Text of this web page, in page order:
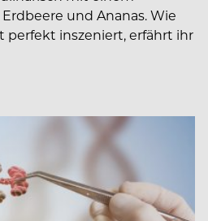
und Ananas. Wie
perfekt inszeniert, erfährt ihr